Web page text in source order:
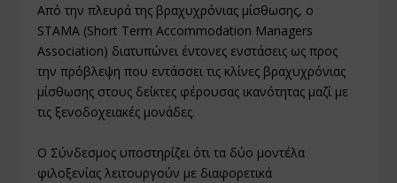
Από την πλευρά της βραχυχρόνιας μίσθωσης, ο
STAMA (Short Term Accommodation Managers
Association) διατυπώνει έντονες ενστάσεις ως προς
την πρόβλεψη που εντάσσει τις κλίνες βραχυχρόνιας
μίσθωσης στους δείκτες φέρουσας ικανότητας μαζί με
τις ξενοδοχειακές μονάδες.
Ο Σύνδεσμος υποστηρίζει ότι τα δύο μοντέλα
φιλοξενίας λειτουργούν με διαφορετικά